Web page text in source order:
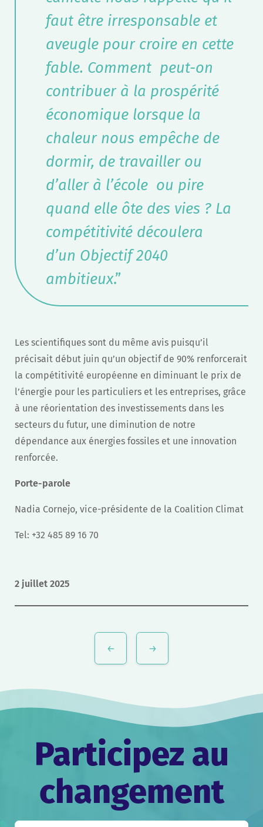
2 juillet 2025
faut être irresponsable et
aveugle pour croire en cette
fable. Comment peut-on
contribuer à la prospérité
économique lorsque la
chaleur nous empêche de
dormir, de travailler ou
d’aller à l’école ou pire
quand elle ôte des vies ? La
compétitivité découlera
d’un Objectif 2040
ambitieux.”
Les scientifiques sont du même avis puisqu’il
précisait début juin qu’un objectif de 90% renforcerait
la compétitivité européenne en diminuant le prix de
l’énergie pour les particuliers et les entreprises, grâce
à une réorientation des investissements dans les
secteurs du futur, une diminution de notre
dépendance aux énergies fossiles et une innovation
renforcée.
Porte-parole
Nadia Cornejo, vice-présidente de la Coalition Climat
Tel: +32 485 89 16 70
Participez au
changement